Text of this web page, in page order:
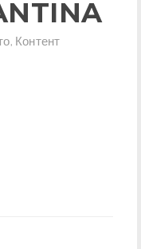
, Контент